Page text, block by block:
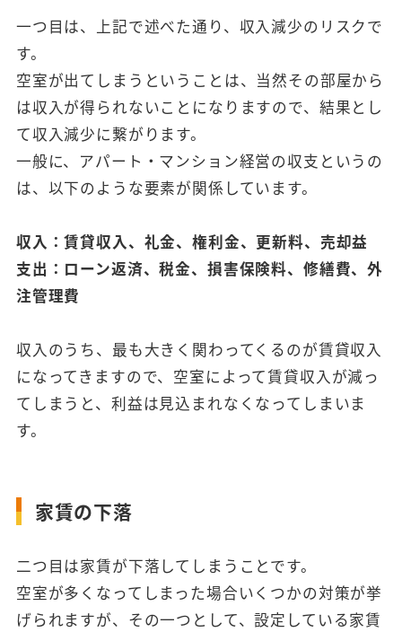
一つ目は、上記で述べた通り、収入減少のリスクで
す。
空室が出てしまうということは、当然その部屋から
は収入が得られないことになりますので、結果とし
て収入減少に繋がります。
一般に、アパート・マンション経営の収支というの
は、以下のような要素が関係しています。
収入：賃貸収入、礼金、権利金、更新料、売却益
支出：ローン返済、税金、損害保険料、修繕費、外
注管理費
収入のうち、最も大きく関わってくるのが賃貸収入
になってきますので、空室によって賃貸収入が減っ
てしまうと、利益は見込まれなくなってしまいま
す。
家賃の下落
二つ目は家賃が下落してしまうことです。
空室が多くなってしまった場合いくつかの対策が挙
げられますが、その一つとして、設定している家賃